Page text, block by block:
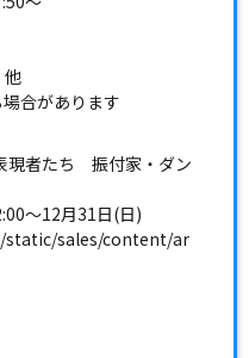
他
合があります
現者たち 振付家・ダン
〜12月31日(日)
static/sales/content/ar